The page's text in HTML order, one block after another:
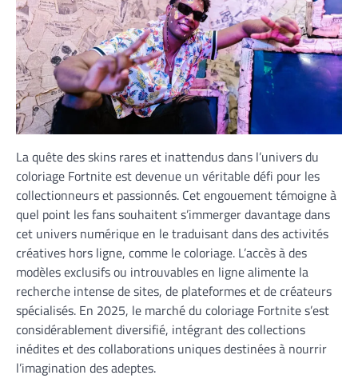
La quête des skins rares et inattendus dans l’univers du
coloriage Fortnite est devenue un véritable défi pour les
collectionneurs et passionnés. Cet engouement témoigne à
quel point les fans souhaitent s’immerger davantage dans
cet univers numérique en le traduisant dans des activités
créatives hors ligne, comme le coloriage. L’accès à des
modèles exclusifs ou introuvables en ligne alimente la
recherche intense de sites, de plateformes et de créateurs
spécialisés. En 2025, le marché du coloriage Fortnite s’est
considérablement diversifié, intégrant des collections
inédites et des collaborations uniques destinées à nourrir
l’imagination des adeptes.